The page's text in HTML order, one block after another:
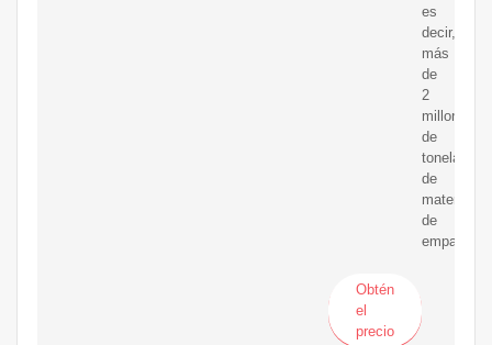
es
decir,
más
de
2
millones
de
toneladas
de
material
de
empaque.
Obtén
el
precio